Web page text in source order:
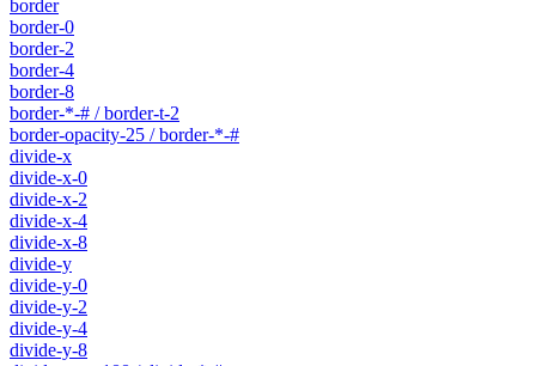
border
border-0
border-2
border-4
border-8
border-*-# / border-t-2
border-opacity-25 / border-*-#
divide-x
divide-x-0
divide-x-2
divide-x-4
divide-x-8
divide-y
divide-y-0
divide-y-2
divide-y-4
divide-y-8